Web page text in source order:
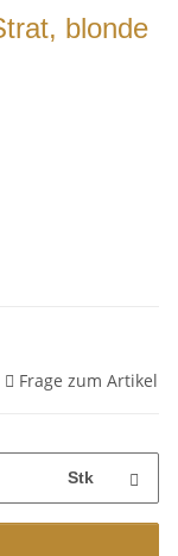
blonde
Frage zum Artikel
Stk